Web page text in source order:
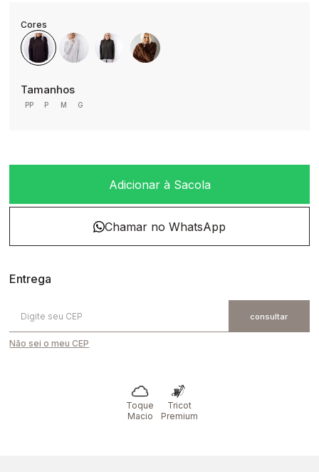
PP P M G
Adicionar à Sacola
Não sei o meu CEP
Toque
Macio
Tricot
Premium